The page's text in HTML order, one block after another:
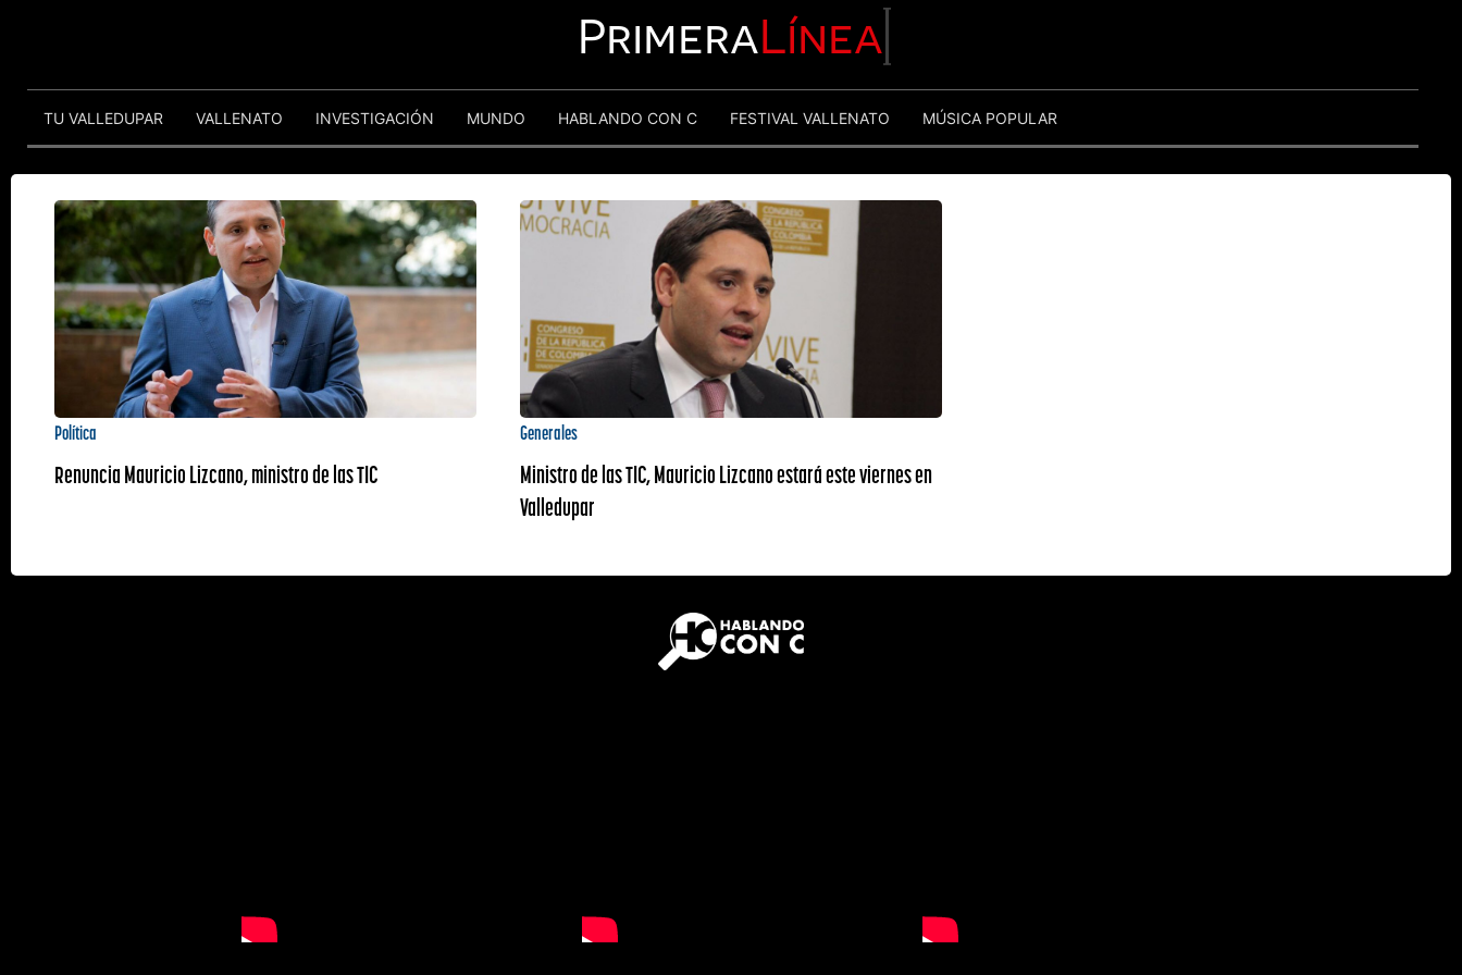
PrimeraLínea
TU VALLEDUPAR VALLENATO INVESTIGACIÓN MUNDO HABLANDO CON C FESTIVAL VALLENATO MÚSICA POPULAR
Política
Renuncia Mauricio Lizcano, ministro de las TIC
Generales
Ministro de las TIC, Mauricio Lizcano estará este viernes en
Valledupar